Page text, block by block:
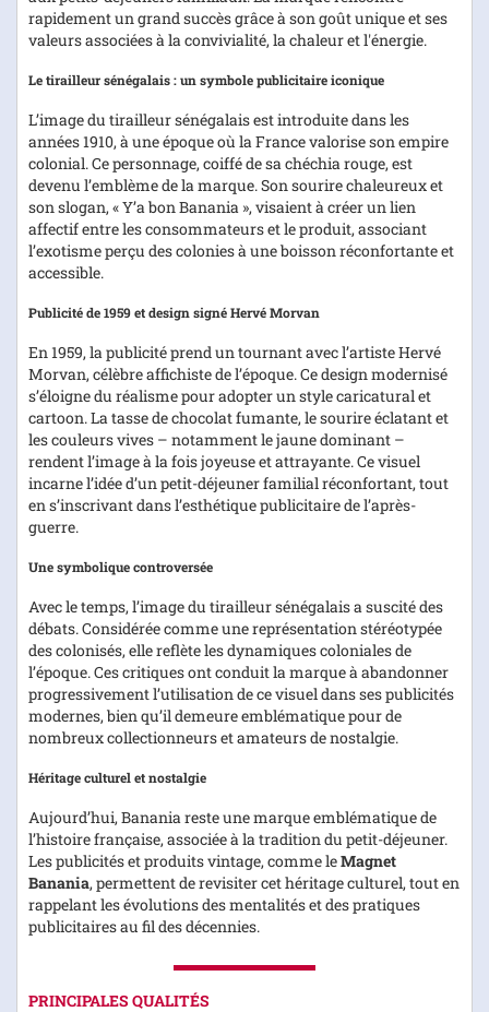
rapidement un grand succès grâce à son goût unique et ses
valeurs associées à la convivialité, la chaleur et l'énergie.
Le tirailleur sénégalais : un symbole publicitaire iconique
L’image du tirailleur sénégalais est introduite dans les
années 1910, à une époque où la France valorise son empire
colonial. Ce personnage, coiffé de sa chéchia rouge, est
devenu l’emblème de la marque. Son sourire chaleureux et
son slogan, « Y’a bon Banania », visaient à créer un lien
affectif entre les consommateurs et le produit, associant
l’exotisme perçu des colonies à une boisson réconfortante et
accessible.
Publicité de 1959 et design signé Hervé Morvan
En 1959, la publicité prend un tournant avec l’artiste Hervé
Morvan, célèbre affichiste de l’époque. Ce design modernisé
s’éloigne du réalisme pour adopter un style caricatural et
cartoon. La tasse de chocolat fumante, le sourire éclatant et
les couleurs vives – notamment le jaune dominant –
rendent l’image à la fois joyeuse et attrayante. Ce visuel
incarne l’idée d’un petit-déjeuner familial réconfortant, tout
en s’inscrivant dans l’esthétique publicitaire de l’après-
guerre.
Une symbolique controversée
Avec le temps, l’image du tirailleur sénégalais a suscité des
débats. Considérée comme une représentation stéréotypée
des colonisés, elle reflète les dynamiques coloniales de
l’époque. Ces critiques ont conduit la marque à abandonner
progressivement l’utilisation de ce visuel dans ses publicités
modernes, bien qu’il demeure emblématique pour de
nombreux collectionneurs et amateurs de nostalgie.
Héritage culturel et nostalgie
Aujourd’hui, Banania reste une marque emblématique de
l’histoire française, associée à la tradition du petit-déjeuner.
Les publicités et produits vintage, comme leMagnet
Banania, permettent de revisiter cet héritage culturel, tout en
rappelant les évolutions des mentalités et des pratiques
publicitaires au fil des décennies.
PRINCIPALES QUALITÉS